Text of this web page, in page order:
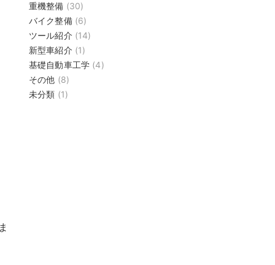
重機整備 (30)
バイク整備(6)
ツール紹介 (14)
新型車紹介 (1)
基礎自動車工学 (4)
その他 (8)
未分類 (1)